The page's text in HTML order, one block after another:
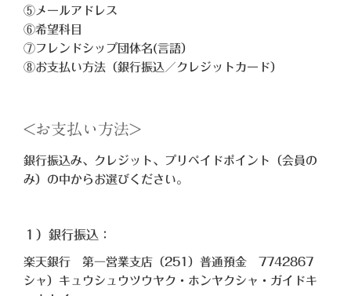
⑤メールアドレス
⑥希望科目
⑦フレンドシップ団体名(言語）
⑧お支払い方法（銀行振込／クレジットカード）
<お支払い方法>
銀行振込み、クレジット、プリペイドポイント（会員の
み）の中からお選びください。
１）銀行振込：
楽天銀行 第一営業支店（251）普通預金 7742867
シャ）キュウシュウツウヤク・ホンヤクシャ・ガイドキ